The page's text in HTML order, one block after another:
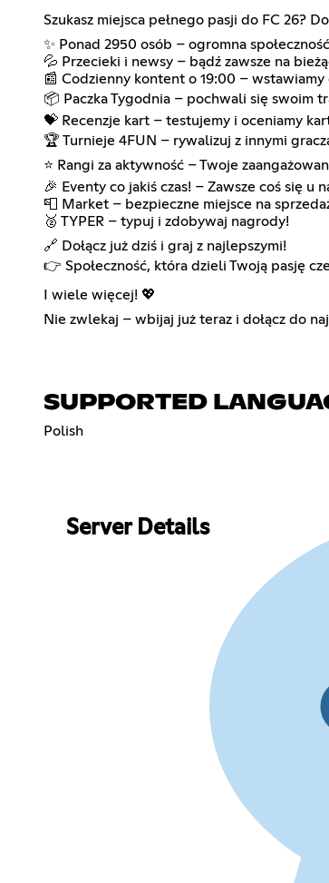
Szukasz miejsca pełnego pasji do FC 26?
✨ Ponad 2950 osób – ogromna
💦 Przecieki i newsy – bądź zawsze na
📰 Codzienny kontent o 19:00 –
📦 Paczka Tygodnia – pochwali się swoim
💝 Recenzje kart – testujemy i oceniamy
🏆 Turnieje 4FUN – rywalizuj z innymi
⭐ Rangi za aktywność – Twoje
🎉 Eventy co jakiś czas! – Zawsze coś się u
📮 Market – bezpieczne miejsce na
🥈 TYPER – typuj i zdobywaj nagrody!
🔗 Dołącz już dziś i graj z najlepszymi!
👉 Społeczność, która dzieli Twoją pasję
I wiele więcej! 💖
Nie zwlekaj – wbijaj już teraz i dołącz do
SUPPORTED
Polish
Server Details